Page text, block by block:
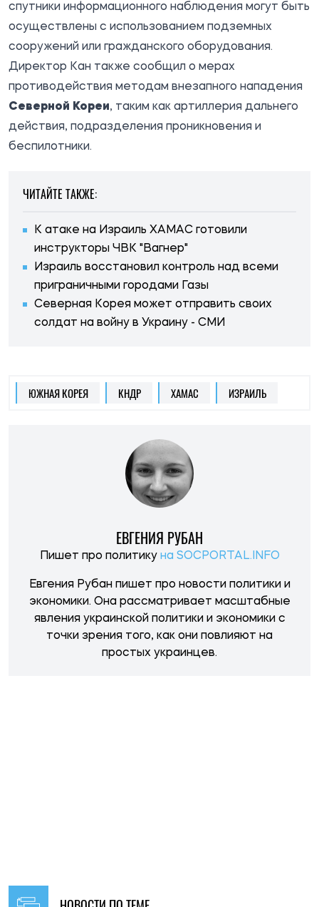
спутники информационного наблюдения могут быть
осуществлены с использованием подземных
сооружений или гражданского оборудования.
Директор Кан также сообщил о мерах
противодействия методам внезапного нападения
Северной Кореи, таким как артиллерия дальнего
действия, подразделения проникновения и
беспилотники.
ЧИТАЙТЕ ТАКЖЕ:
К атаке на Израиль ХАМАС готовили
инструкторы ЧВК "Вагнер"
Израиль восстановил контроль над всеми
приграничными городами Газы
Северная Корея может отправить своих
солдат на войну в Украину - СМИ